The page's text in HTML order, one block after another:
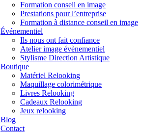
Formation conseil en image
Prestations pour l’entreprise
Formation à distance conseil en image
Événementiel
Ils nous ont fait confiance
Atelier image évènementiel
Stylisme Direction Artistique
Boutique
Matériel Relooking
Maquillage colorimétrique
Livres Relooking
Cadeaux Relooking
Jeux relooking
Blog
Contact